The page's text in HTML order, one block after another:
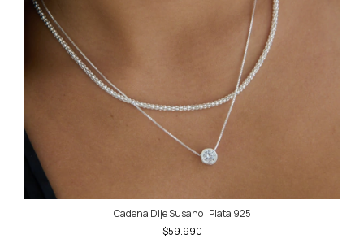
Cadena Dije Susano | Plata 925
$59.990